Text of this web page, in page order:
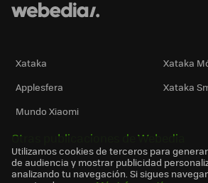
Xataka
Xataka
Applesfera
Xataka
Mundo Xiaomi
Otras publicaciones de Webedia
Utilizamos cookies de terceros para
de audiencia y mostrar publicidad
analizando tu navegación. Si sigues